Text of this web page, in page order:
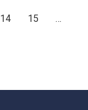
14 15
…